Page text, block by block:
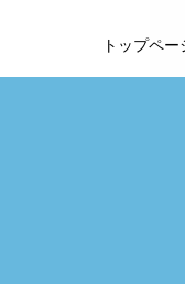
トップペー